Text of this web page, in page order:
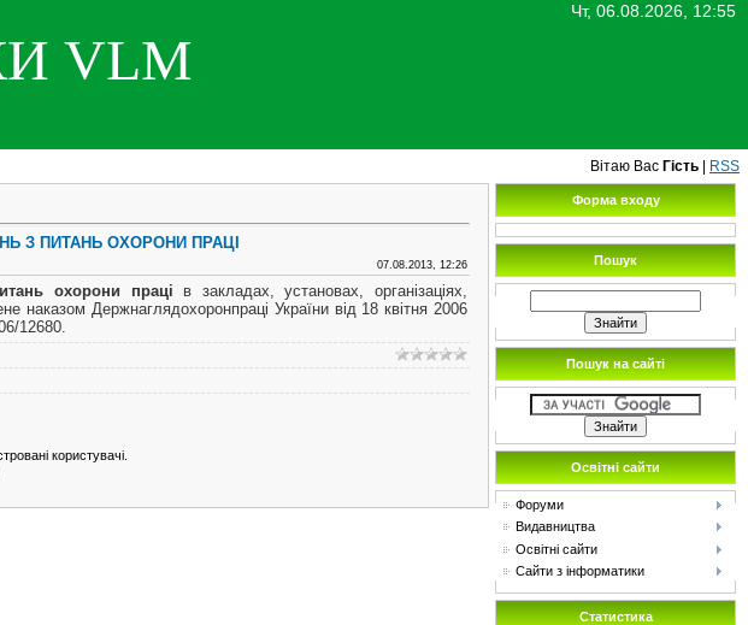
Чт, 06.08.2026, 12:55
VLM
Вітаю Вас Гість RSS
З ПИТАНЬ ОХОРОНИ ПРАЦІ
07.08.2013, 12:26
охорони праці в закладах, установах, організаціях,
наказом Держнаглядохоронпраці України від 18 квітня 2006
12680.
користувачі.
Форма входу
Пошук
Пошук на сайті
Освітні сайти
Форуми
Видавництва
Освітні сайти
Сайти з інформатики
Статистика